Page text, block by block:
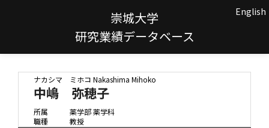
崇城大学
研究業績データベース
English
ナカシマ ミホコ Nakashima Mihoko
中嶋 弥穂子
所属
薬学部 薬学科
職種
教授